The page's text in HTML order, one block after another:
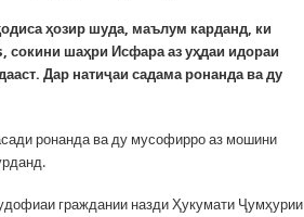
ҳозир шуда, маълум карданд, ки
шаҳри Исфара аз уҳдаи идораи
Дар натиҷаи садама ронанда ва ду
ронанда ва ду мусофирро аз мошини
граждании назди Ҳукумати Ҷумҳурии